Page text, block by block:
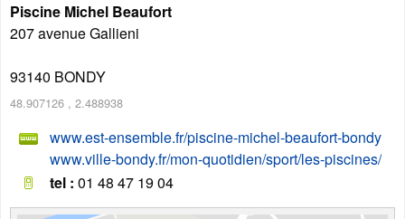
Piscine Michel Beaufort
207 avenue Gallieni
93140 BONDY
48.907126 , 2.488938
www.est-ensemble.fr/piscine-michel-beaufort-bondy
www.ville-bondy.fr/mon-quotidien/sport/les-piscines/
tel : 01 48 47 19 04